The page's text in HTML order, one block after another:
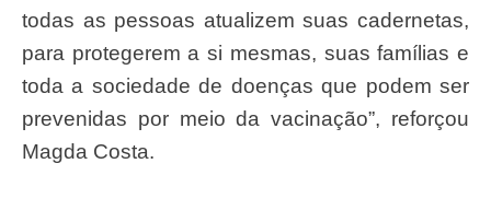
todas as pessoas atualizem suas cadernetas,
para protegerem a si mesmas, suas famílias e
toda a sociedade de doenças que podem ser
prevenidas por meio da vacinação”, reforçou
Magda Costa.